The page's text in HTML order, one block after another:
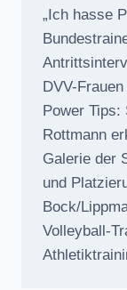
„Ich hasse
DVV-
Power Tips:
Rottmann
Galerie der
und
Bock/
Volleyball-